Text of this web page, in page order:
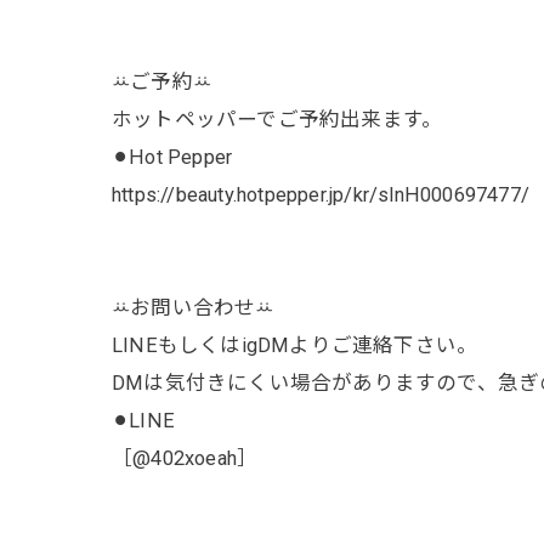
ꕁご予約ꕁ
ホットペッパーでご予約出来ます。
⚫︎Hot Pepper
https://beauty.hotpepper.jp/kr/slnH000697477/
ꕁお問い合わせꕁ
LINEもしくはigDMよりご連絡下さい。
DMは気付きにくい場合がありますので、急ぎ
⚫︎LINE
［@402xoeah］